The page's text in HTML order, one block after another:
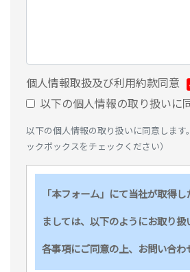
個人情報取扱及び利用約款同意
以下の個人情報の取り扱いに
以下の個人情報の取り扱いに同意します
ックボックスをチェックください）
「本フォーム」にて当社が取得
ましては、以下のようにお取り扱
各事項にご同意の上、お問い合わ